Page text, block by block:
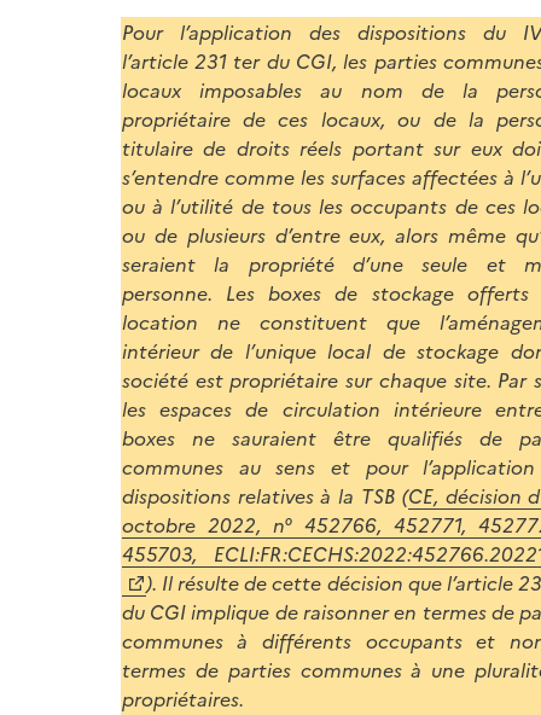
Pour l’application des dispositions du
l’article 231 ter du CGI, les parties
locaux imposables au nom de la
propriétaire de ces locaux, ou de la
titulaire de droits réels portant sur eux
s’entendre comme les surfaces affectées à
ou à l’utilité de tous les occupants de ces
ou de plusieurs d’entre eux, alors même
seraient la propriété d’une seule et
personne. Les boxes de stockage
location ne constituent que
intérieur de l’unique local de stockage
société est propriétaire sur chaque site. Par
les espaces de circulation intérieure
boxes ne sauraient être qualifiés de
communes au sens et pour
dispositions relatives à la TSB (CE, décision
octobre 2022, n° 452766, 452771,
455703,
). Il résulte de cette décision que l’article
du CGI implique de raisonner en termes de
communes à différents occupants et
termes de parties communes à une
propriétaires.